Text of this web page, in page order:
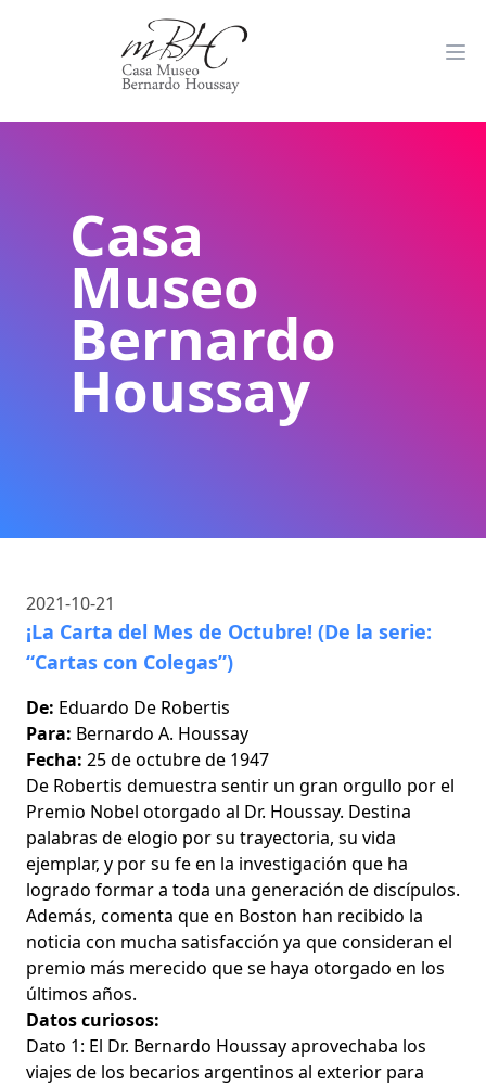
Casa
Museo
Bernardo
Houssay
2021-10-21
¡La Carta del Mes de Octubre! (De la serie:
“Cartas con Colegas”)
De: Eduardo De Robertis
Para: Bernardo A. Houssay
Fecha: 25 de octubre de 1947
De Robertis demuestra sentir un gran orgullo por el
Premio Nobel otorgado al Dr. Houssay. Destina
palabras de elogio por su trayectoria, su vida
ejemplar, y por su fe en la investigación que ha
logrado formar a toda una generación de discípulos.
Además, comenta que en Boston han recibido la
noticia con mucha satisfacción ya que consideran el
premio más merecido que se haya otorgado en los
últimos años.
Datos curiosos:
Dato 1: El Dr. Bernardo Houssay aprovechaba los
viajes de los becarios argentinos al exterior para